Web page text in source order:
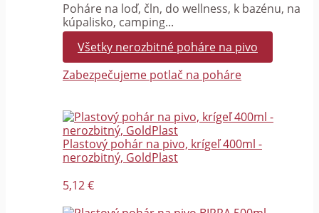
Poháre na loď, čln, do wellness, k bazénu, na
kúpalisko, camping...
Všetky nerozbitné poháre na pivo
Zabezpečujeme potlač na poháre
Plastový pohár na pivo, krígeľ 400ml -
nerozbitný, GoldPlast
5,12 €